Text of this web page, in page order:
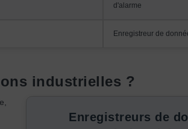
d'alarme
Enregistreur de
industrielles ?
Enregistreurs de